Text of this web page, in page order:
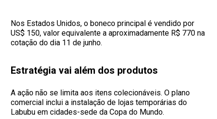
Nos Estados Unidos, o boneco principal é vendido por
US$ 150, valor equivalente a aproximadamente R$ 770 na
cotação do dia 11 de junho.
Estratégia vai além dos produtos
A ação não se limita aos itens colecionáveis. O plano
comercial inclui a instalação de lojas temporárias do
Labubu em cidades-sede da Copa do Mundo.